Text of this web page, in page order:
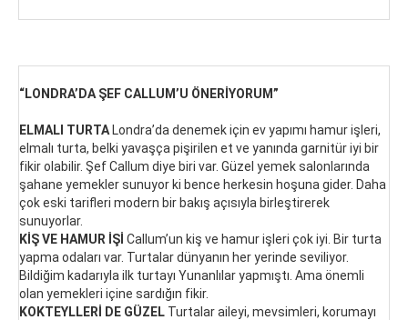
“LONDRA’DA ŞEF CALLUM’U ÖNERİYORUM”
ELMALI TURTA Londra’da denemek için ev yapımı hamur işleri,
elmalı turta, belki yavaşça pişirilen et ve yanında garnitür iyi bir
fikir olabilir. Şef Callum diye biri var. Güzel yemek salonlarında
şahane yemekler sunuyor ki bence herkesin hoşuna gider. Daha
çok eski tarifleri modern bir bakış açısıyla birleştirerek
sunuyorlar.
KİŞ VE HAMUR İŞİ Callum’un kiş ve hamur işleri çok iyi. Bir turta
yapma odaları var. Turtalar dünyanın her yerinde seviliyor.
Bildiğim kadarıyla ilk turtayı Yunanlılar yapmıştı. Ama önemli
olan yemekleri içine sardığın fikir.
KOKTEYLLERİ DE GÜZEL Turtalar aileyi, mevsimleri, korumayı